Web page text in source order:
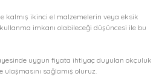
kalmış ikinci el malzemelerin veya eksik
imkanı olabileceği düşüncesi ile bu
uygun fiyata ihtiyaç duyulan okçuluk
sağlamış oluruz.